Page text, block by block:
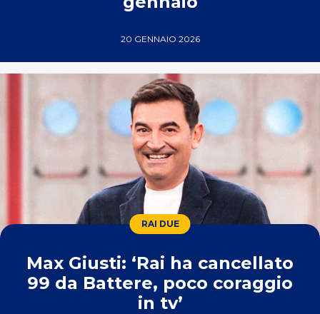
20 GENNAIO 2026
RAI DUE
Max Giusti: ‘Rai ha cancellato
99 da Battere, poco coraggio
in tv’